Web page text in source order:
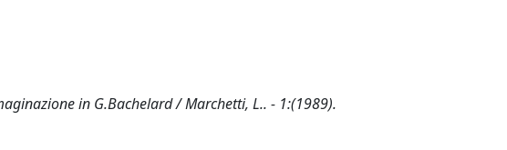
in G.Bachelard / Marchetti, L.. - 1:(1989).